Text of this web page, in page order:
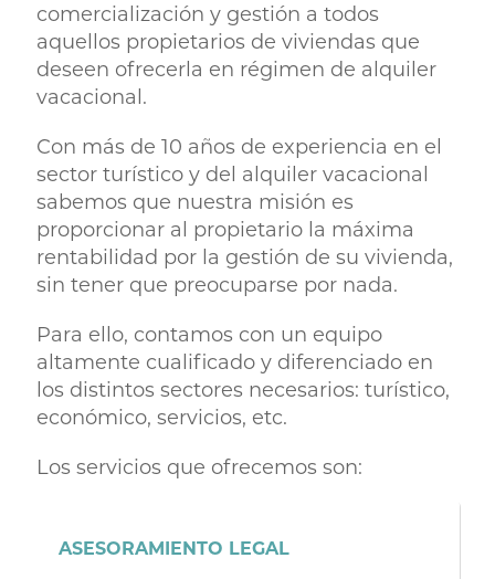
comercialización y gestión a todos
aquellos propietarios de viviendas que
deseen ofrecerla en régimen de alquiler
vacacional.
Con más de 10 años de experiencia en el
sector turístico y del alquiler vacacional
sabemos que nuestra misión es
proporcionar al propietario la máxima
rentabilidad por la gestión de su vivienda,
sin tener que preocuparse por nada.
Para ello, contamos con un equipo
altamente cualificado y diferenciado en
los distintos sectores necesarios: turístico,
económico, servicios, etc.
Los servicios que ofrecemos son:
ASESORAMIENTO LEGAL